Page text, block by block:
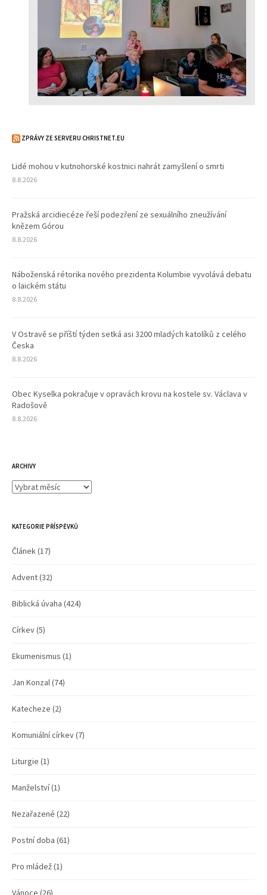
ZPRÁVY ZE SERVERU CHRISTNET.EU
Lidé mohou v kutnohorské kostnici nahrát zamyšlení o smrti
8.8.2026
Pražská arcidiecéze řeší podezření ze sexuálního zneužívání
knězem Górou
8.8.2026
Náboženská rétorika nového prezidenta Kolumbie vyvolává debatu
o laickém státu
8.8.2026
V Ostravě se příští týden setká asi 3200 mladých katolíků z celého
Česka
8.8.2026
Obec Kyselka pokračuje v opravách krovu na kostele sv. Václava v
Radošově
8.8.2026
ARCHIVY
Archivy
KATEGORIE PŘÍSPĚVKŮ
Článek(17)
Advent(32)
Biblická úvaha (424)
Církev(5)
Ekumenismus (1)
Jan Konzal(74)
Katecheze (2)
Komuniální církev(7)
Liturgie (1)
Manželství(1)
Nezařazené (22)
Postní doba (61)
Pro mládež(1)
Vánoce (26)